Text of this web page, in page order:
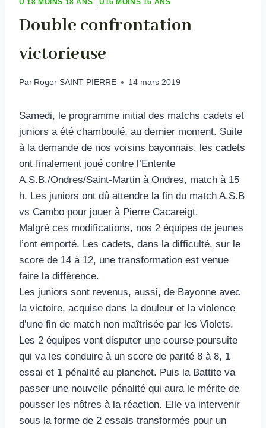
Double confrontation
victorieuse
Par Roger SAINT PIERRE 14 mars 2019
Samedi, le programme initial des matchs cadets et
juniors a été chamboulé, au dernier moment. Suite
à la demande de nos voisins bayonnais, les cadets
ont finalement joué contre l’Entente
A.S.B./Ondres/Saint-Martin à Ondres, match à 15
h. Les juniors ont dû attendre la fin du match A.S.B
vs Cambo pour jouer à Pierre Cacareigt.
Malgré ces modifications, nos 2 équipes de jeunes
l’ont emporté. Les cadets, dans la difficulté, sur le
score de 14 à 12, une transformation est venue
faire la différence.
Les juniors sont revenus, aussi, de Bayonne avec
la victoire, acquise dans la douleur et la violence
d’une fin de match non maîtrisée par les Violets.
Les 2 équipes vont disputer une course poursuite
qui va les conduire à un score de parité 8 à 8, 1
essai et 1 pénalité au planchot. Puis la Battite va
passer une nouvelle pénalité qui aura le mérite de
pousser les nôtres à la réaction. Elle va intervenir
sous la forme de 2 essais transformés pour un